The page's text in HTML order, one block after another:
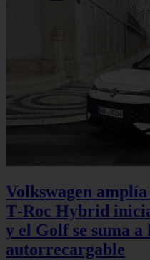
Volkswagen
T‑Roc Hybrid
y el Golf se suma
autorrecargable